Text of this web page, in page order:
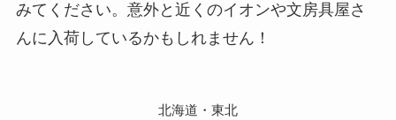
みてください。意外と近くのイオンや文房具屋さ
んに入荷しているかもしれません！
北海道・東北